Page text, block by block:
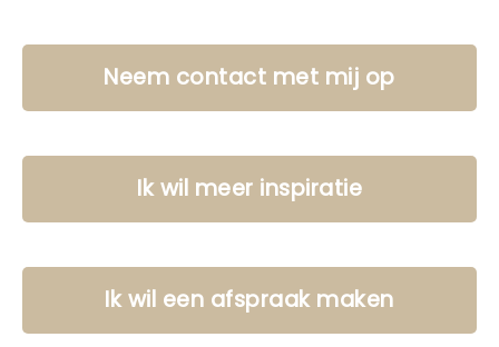
Neem contact met mij op
Ik wil meer inspiratie
Ik wil een afspraak maken